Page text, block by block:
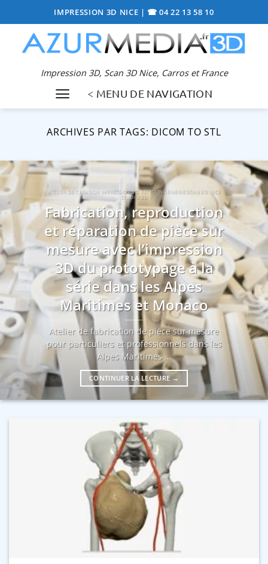
au
contenu
IMPRESSION 3D NICE | ☎ 04 22 13 58 10
Impression 3D, Scan 3D Nice, Carros et France
< MENU DE NAVIGATION
ARCHIVES PAR TAGS: DICOM TO STL
ATELIER DE CRÉATION IMPRESSION 3D RÉTRO-INGÉNIERIE SCAN 3D NICE
STUDIO 3D
Fabrication, reproduction
et réparation de pièce sur
mesure avec l’impression
3D du prototypage à la
série dans les Alpes
Maritimes et Monaco
Atelier de fabrication de pièce sur mesure
pour particuliers et professionnels dans les
Alpes Maritimes ...
CONTINUER LA LECTURE →